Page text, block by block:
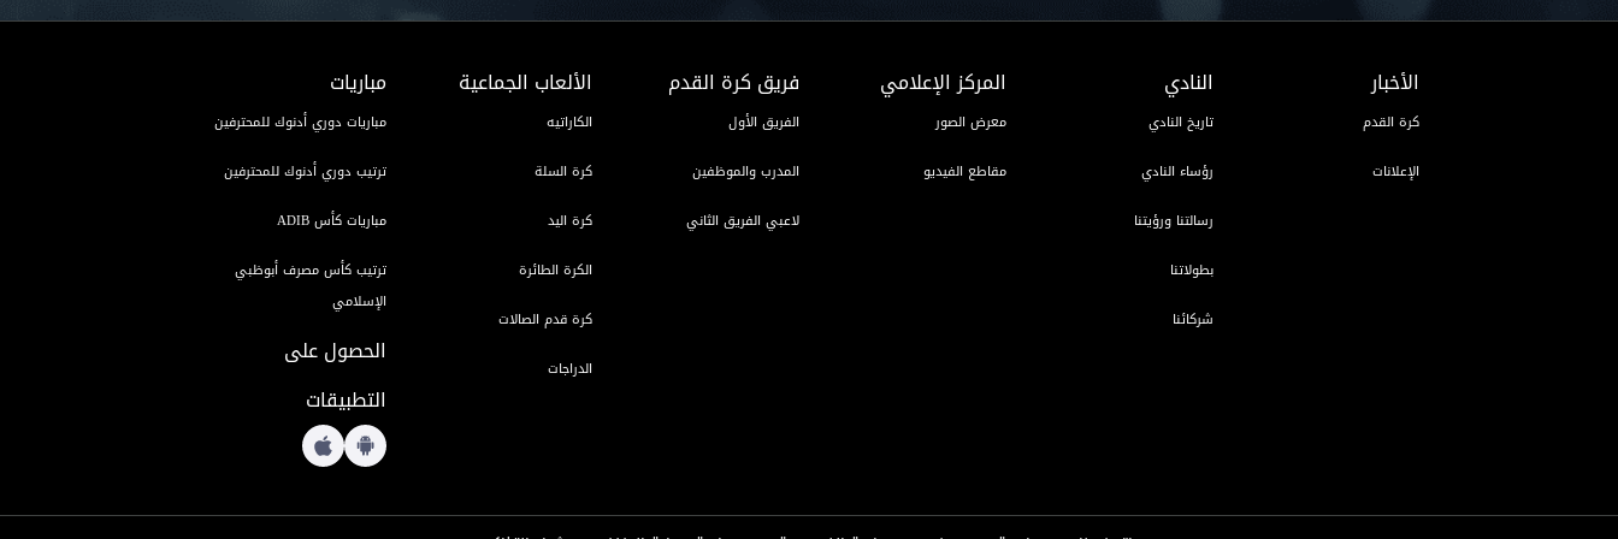
الأخبار
كرة القدم
الإعلانات
النادي
تاريخ النادي
رؤساء النادي
رسالتنا ورؤيتنا
بطولاتنا
شركائنا
المركز الإعلامي
معرض الصور
مقاطع الفيديو
فريق كرة القدم
الفريق الأول
المدرب والموظفين
لاعبي الفريق الثاني
الألعاب الجماعية
الكاراتيه
كرة السلة
كرة اليد
الكرة الطائرة
كرة قدم الصالات
الدراجات
مباريات
مباريات دوري أدنوك للمحترفين
ترتيب دوري أدنوك للمحترفين
مباريات كأس ADIB
ترتيب كأس مصرف أبوظبي
الإسلامي
الحصول على
التطبيقات